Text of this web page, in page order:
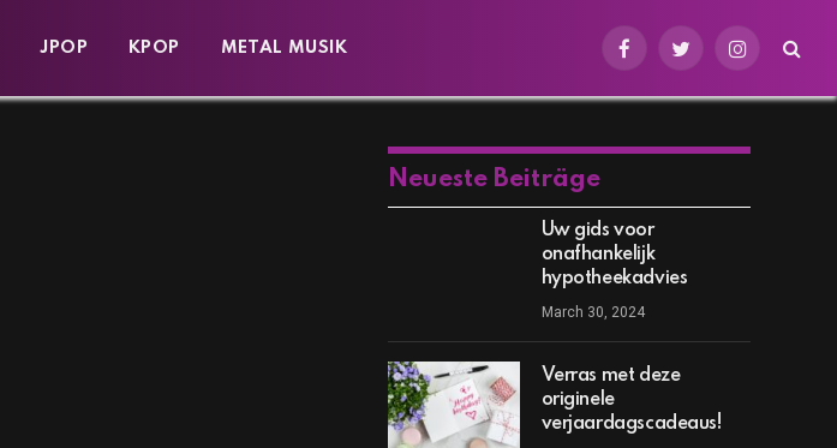
JPOP KPOP METAL MUSIK
FacebookTwitterInstagram
Neueste Beiträge
Uw gids voor
onafhankelijk
hypotheekadvies
March 30, 2024
Verras met deze
originele
verjaardagscadeaus!